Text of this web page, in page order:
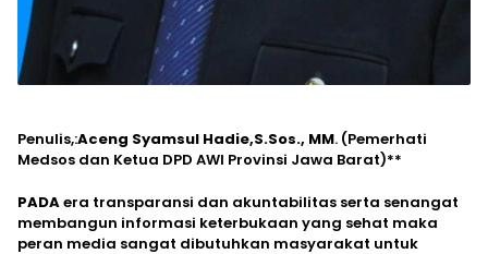
Penulis,:Aceng Syamsul Hadie,S.Sos., MM. (Pemerhati
Medsos dan Ketua DPD AWI Provinsi Jawa Barat)**
PADAera transparansi dan akuntabilitas serta senangat
membangun informasi keterbukaan yang sehat maka
peran media sangat dibutuhkan masyarakat untuk